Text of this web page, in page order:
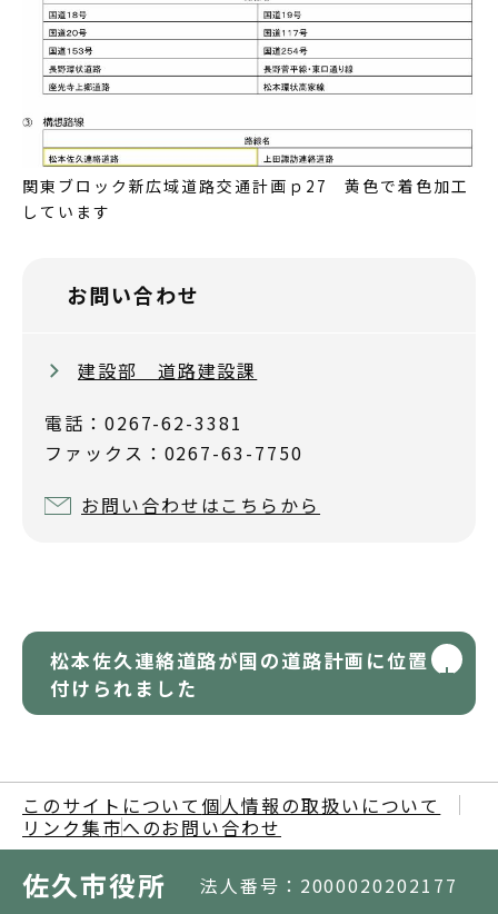
関東ブロック新広域道路交通計画ｐ27 黄色で着色加工
しています
お問い合わせ
建設部 道路建設課
電話：0267-62-3381
ファックス：0267-63-7750
お問い合わせはこちらから
松本佐久連絡道路が国の道路計画に位置
付けられました
このサイトについて 個人情報の取扱いについて
リンク集市へのお問い合わせ
佐久市役所 法人番号：2000020202177